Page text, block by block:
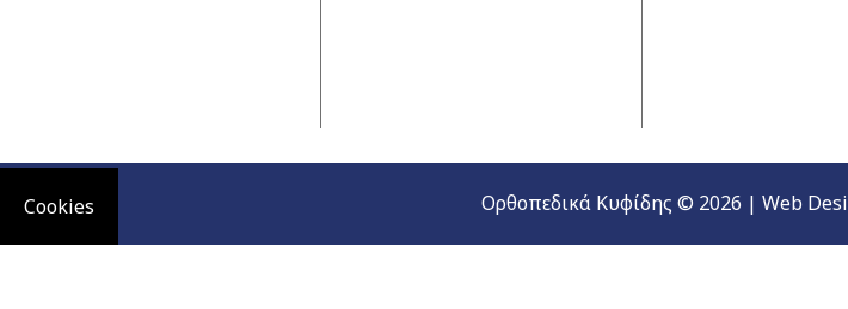
Cookies Ορθοπεδικά Κυφίδης © 2026 | Web